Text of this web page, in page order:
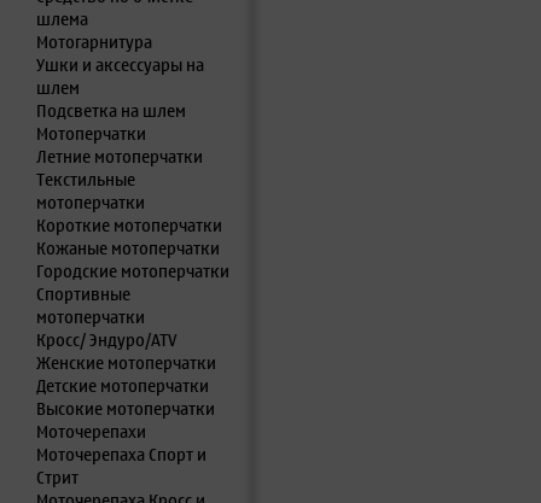
шлема
Мотогарнитура
Ушки и аксессуары на
шлем
Подсветка на шлем
Мотоперчатки
Летние мотоперчатки
Текстильные
мотоперчатки
Короткие мотоперчатки
Кожаные мотоперчатки
Городские мотоперчатки
Спортивные
мотоперчатки
Кросс/ Эндуро/ATV
Женские мотоперчатки
Детские мотоперчатки
Высокие мотоперчатки
Моточерепахи
Моточерепаха Спорт и
Стрит